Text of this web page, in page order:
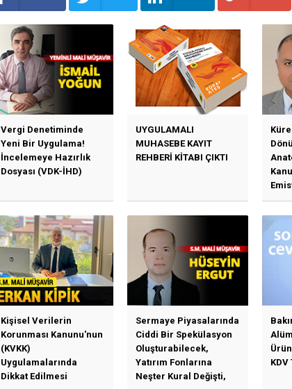
Vergi Denetiminde
Yeni Bir Uygulama!
İncelemeye Hazırlık
Dosyası (VDK-İHD)
UYGULAMALI
MUHASEBE KAYIT
REHBERİ KİTABI ÇIKTI
Kişisel Verilerin
Korunması Kanunu'nun
(KVKK)
Uygulamalarında
Dikkat Edilmesi
Sermaye Piyasalarında
Ciddi Bir Spekülasyon
Oluşturabilecek,
Yatırım Fonlarına
Neşter Kural Değişti,
KDV